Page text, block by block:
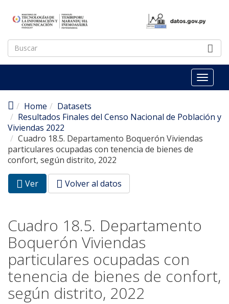
Toggle
Home
Datasets
Resultados Finales del Censo Nacional de Población y
Viviendas 2022
Cuadro 18.5. Departamento Boquerón Viviendas
particulares ocupadas con tenencia de bienes de
confort, según distrito, 2022
Solapas principales
Ver (pestaña
activa)
Volver al datos
Cuadro 18.5. Departamento
Boquerón Viviendas
particulares ocupadas con
tenencia de bienes de confort,
según distrito, 2022